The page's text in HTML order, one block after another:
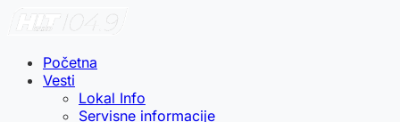
Početna
Vesti
Lokal Info
Servisne informacije